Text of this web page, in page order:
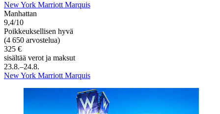
New York Marriott Marquis
Manhattan
9,4/10
Poikkeuksellisen hyvä
(4 650 arvostelua)
325 €
sisältää verot ja maksut
23.8.–24.8.
New York Marriott Marquis